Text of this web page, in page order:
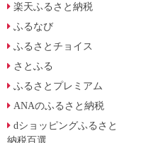
楽天ふるさと納税
ふるなび
ふるさとチョイス
さとふる
ふるさとプレミアム
ANAのふるさと納税
dショッピングふるさと
納税百選